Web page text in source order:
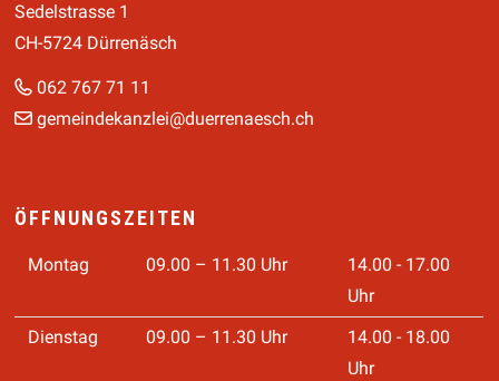
Sedelstrasse 1
CH-5724 Dürrenäsch
062 767 71 11
gemeindekanzlei@duerrenaesch.ch
ÖFFNUNGSZEITEN
Montag 09.00 – 11.30 Uhr
14.00 - 17.00
Uhr
Dienstag
09.00 – 11.30 Uhr
14.00 - 18.00
Uhr